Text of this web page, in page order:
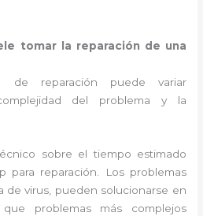
tomar la reparación de una
reparación puede variar
del problema y la
sobre el tiempo estimado
para reparación. Los problemas
de virus, pueden solucionarse en
problemas más complejos